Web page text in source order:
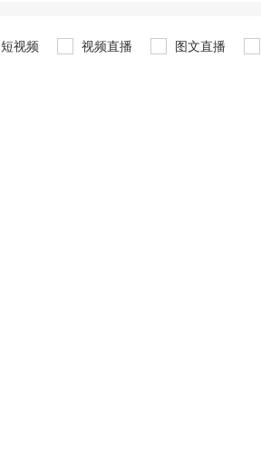
短视频 视频直播 图文直播